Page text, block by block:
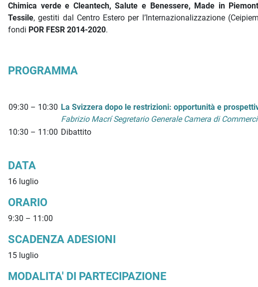
Chimica verde e Cleantech, Salute e Benessere, Made in
Tessile, gestiti dal Centro Estero per l’Internazionalizzazione
fondi POR FESR 2014-2020.
PROGRAMMA
09:30 – 10:30 La Svizzera dopo le restrizioni: opportunità e
Fabrizio Macrí Segretario Generale Camera di
10:30 – 11:00 Dibattito
DATA
16 luglio
ORARIO
9:30 – 11:00
SCADENZA ADESIONI
15 luglio
MODALITA' DI PARTECIPAZIONE